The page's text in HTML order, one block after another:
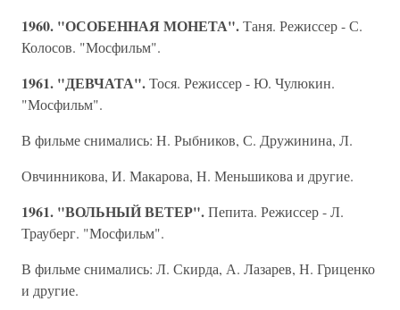
1960. "ОСОБЕННАЯ МОНЕТА".Таня. Режиссер - С.
Колосов. "Мосфильм".
1961. "ДЕВЧАТА".Тося. Режиссер - Ю. Чулюкин.
"Мосфильм".
В фильме снимались: Н. Рыбников, С. Дружинина, Л.
Овчинникова, И. Макарова, Н. Меньшикова и другие.
1961. "ВОЛЬНЫЙ ВЕТЕР".Пепита. Режиссер - Л.
Трауберг. "Мосфильм".
В фильме снимались: Л. Скирда, А. Лазарев, Н. Гриценко
и другие.